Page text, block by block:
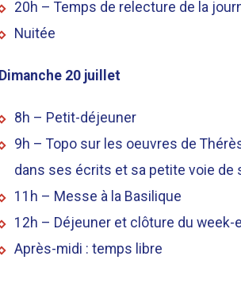
20h – Temps de relecture de la
Nuitée
Dimanche 20 juillet
8h – Petit-déjeuner
9h – Topo sur les oeuvres de
dans ses écrits et sa petite voie de
11h – Messe à la Basilique
12h – Déjeuner et clôture du week-
Après-midi : temps libre